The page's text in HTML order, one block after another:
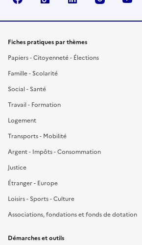
Fiches pratiques par thèmes
Papiers - Citoyenneté - Élections
Famille - Scolarité
Social - Santé
Travail - Formation
Logement
Transports - Mobilité
Argent - Impôts - Consommation
Justice
Étranger - Europe
Loisirs - Sports - Culture
Associations, fondations et fonds de dotation
Démarches et outils